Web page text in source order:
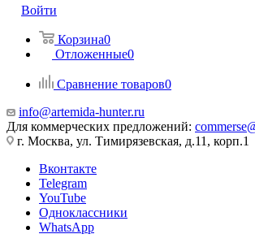
Войти
Корзина0
Отложенные0
Сравнение товаров0
info@artemida-hunter.ru
Для коммерческих предложений:
г. Москва, ул. Тимирязевская, д.11, корп.1
Вконтакте
Telegram
YouTube
Одноклассники
WhatsApp